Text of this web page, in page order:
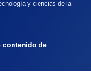
y ciencias de la
contenido de